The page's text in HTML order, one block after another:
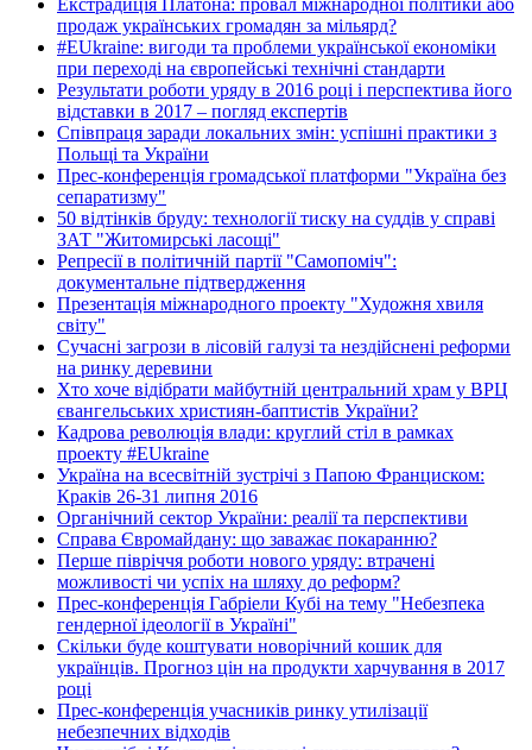
продаж українських громадян за мільярд?
#EUkraine: вигоди та проблеми української економіки
при переході на європейські технічні стандарти
Результати роботи уряду в 2016 році і перспектива його
відставки в 2017 – погляд експертів
Співпраця заради локальних змін: успішні практики з
Польщі та України
Прес-конференція громадської платформи "Україна без
сепаратизму"
50 відтінків бруду: технології тиску на суддів у справі
ЗАТ "Житомирські ласощі"
Репресії в політичній партії "Самопоміч":
документальне підтвердження
Презентація міжнародного проекту "Художня хвиля
світу"
Сучасні загрози в лісовій галузі та нездійснені реформи
на ринку деревини
Хто хоче відібрати майбутній центральний храм у ВРЦ
євангельських християн-баптистів України?
Кадрова революція влади: круглий стіл в рамках
проекту #EUkraine
Україна на всесвітній зустрічі з Папою Франциском:
Краків 26-31 липня 2016
Органічний сектор України: реалії та перспективи
Справа Євромайдану: що заважає покаранню?
Перше півріччя роботи нового уряду: втрачені
можливості чи успіх на шляху до реформ?
Прес-конференція Габріели Кубі на тему "Небезпека
гендерної ідеології в Україні"
Скільки буде коштувати новорічний кошик для
українців. Прогноз цін на продукти харчування в 2017
році
Прес-конференція учасників ринку утилізації
небезпечних відходів